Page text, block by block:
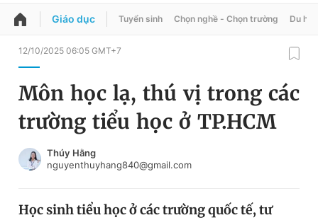
QUẢNG CÁO ĐẶT BÁO
Chuyên mục
Chuyên mục khác
Đổi mật khẩu
Tin đã lưu
Tin đã xem
Đăng xuất
Giáo dục Tuyển sinh Chọn nghề - Chọn trường Du học
12/10/2025 06:05 GMT+7
Môn học lạ, thú vị trong các
trường tiểu học ở TP.HCM
Thúy Hằng
nguyenthuyhang840@gmail.com
Học sinh tiểu học ở các trường quốc tế, tư